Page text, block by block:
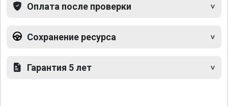
Оплата после проверки
Сохранение ресурса
Гарантия 5 лет